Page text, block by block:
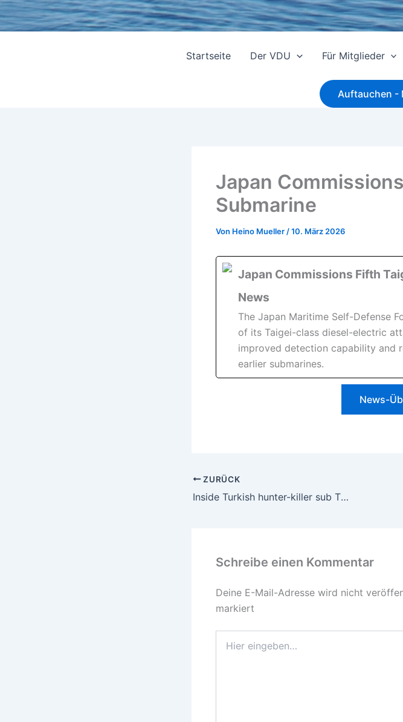
Startseite Der VDU Für Mitglieder
Auftauchen -
Japan
Submarine
Von Heino Mueller /10. März 2026
Japan Commissions Fifth
News
The Japan Maritime Self-Defense
of its Taigei-class diesel-electric
improved detection capability and
earlier submarines.
News-
ZURÜCK
Inside Turkish hunter-killer sub TCG Birinci İnönü as its crew take on key Nato training role
Schreibe einen Kommentar
Deine E-Mail-Adresse wird nicht
markiert
eingeben…